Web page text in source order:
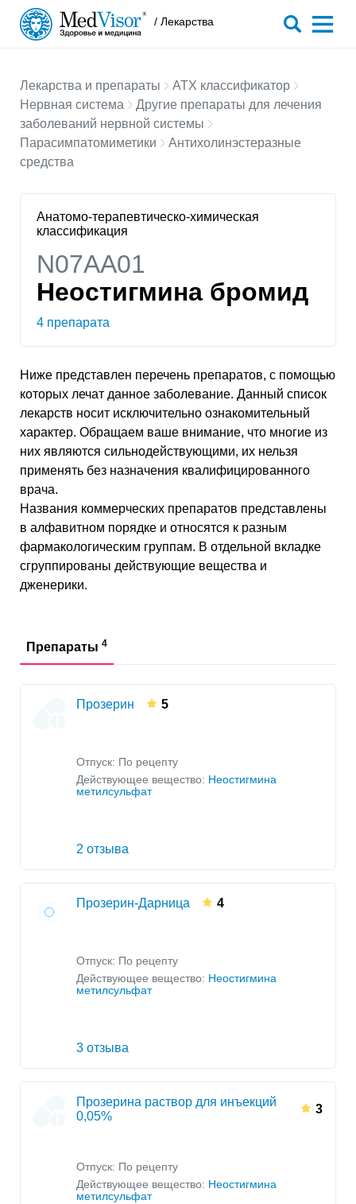
/ Лекарства
Лекарства и препараты
АТХ классификатор
Нервная система
Другие препараты для лечения
заболеваний нервной системы
Парасимпатомиметики
Антихолинэстеразные
средства
Анатомо-терапевтическо-химическая
классификация
N07AA01
Неостигмина бромид
4 препарата
Ниже представлен перечень препаратов, с помощью
которых лечат данное заболевание. Данный список
лекарств носит исключительно ознакомительный
характер. Обращаем ваше внимание, что многие из
них являются сильнодействующими, их нельзя
применять без назначения квалифицированного
врача.
Названия коммерческих препаратов представлены
в алфавитном порядке и относятся к разным
фармакологическим группам. В отдельной вкладке
сгруппированы действующие вещества и
дженерики.
Препараты 4
Прозерин 5
Отпуск: По рецепту
Действующее вещество: Неостигмина
метилсульфат
2 отзыва
Прозерин-Дарница 4
Отпуск: По рецепту
Действующее вещество: Неостигмина
метилсульфат
3 отзыва
Прозерина раствор для инъекций
0,05%
3
Отпуск: По рецепту
Действующее вещество: Неостигмина
метилсульфат